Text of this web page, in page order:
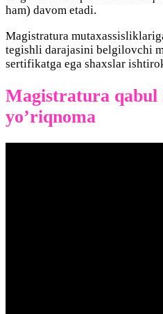
ham) davom etadi.
Magistratura
tegishli darajasini belgilovchi
sertifikatga ega shaxslar
Magistratura qabul
yo’riqnoma